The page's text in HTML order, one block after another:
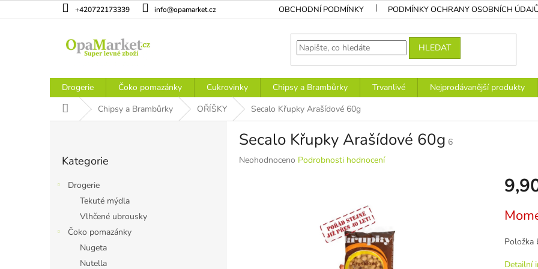
na
+420722173339 info@opamarket.cz OBCHODNÍ PODMÍNKY PODMÍNKY OCHRANY OSOBNÍCH
HLEDAT
Drogerie Čoko pomazánky Cukrovinky Chipsy a Brambůrky Trvanlivé Nejprodávanější produkty
Domů Chipsy a Brambůrky OŘÍŠKY Secalo Křupky Arašídové 60g
kategorie
Kategorie
Drogerie
Tekuté mýdla
Vlhčené ubrousky
Čoko pomazánky
Nugeta
Nutella
Secalo Křupky Arašídové 60g 6
Průměrné
Neohodnoceno Podrobnosti hodnocení
cena:
Položka
Detailní